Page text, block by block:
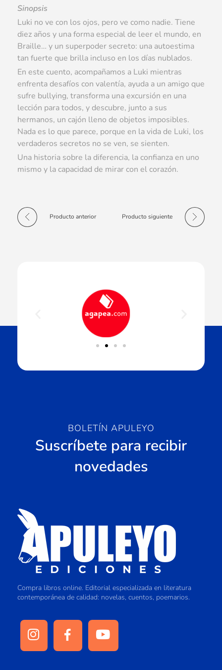
Sinopsis
Luki no ve con los ojos, pero ve como nadie. Tiene
diez años y una forma especial de leer el mundo, en
Braille… y un superpoder secreto: una autoestima
tan fuerte que brilla incluso en los días nublados.
En este cuento, acompañamos a Luki mientras
enfrenta desafíos con valentía, ayuda a un amigo que
sufre bullying, transforma una excursión en una
lección para todos, y descubre, junto a sus
hermanos, un cajón lleno de objetos imposibles.
Nada es lo que parece, porque en la vida de Luki, los
verdaderos secretos no se ven, se sienten.
Una historia sobre la diferencia, la confianza en uno
mismo y la capacidad de mirar con el corazón.
Producto anterior Producto siguiente
BOLETÍN APULEYO
Suscríbete para recibir
novedades
Compra libros online. Editorial especializada en literatura
contemporánea de calidad: novelas, cuentos, poemarios.